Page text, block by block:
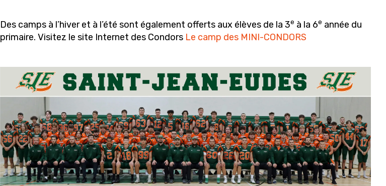
k
a
m
Des camps à l’hiver et à l’été sont également offerts aux élèves de la 3e à la 6e année du
primaire. Visitez le site Internet des Condors Le camp des MINI-CONDORS